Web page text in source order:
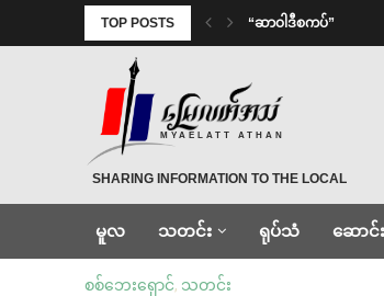
TOP POSTS “ဆာဝါဒီစကပ်”
MYAELATT ATHAN
SHARING INFORMATION TO THE LOCAL
မူလ သတင်း ရုပ်သံ ဆောင်း
စစ်ဘေးရှောင်, သတင်း